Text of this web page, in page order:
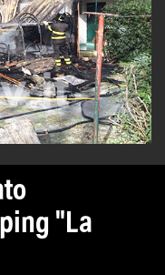
"La